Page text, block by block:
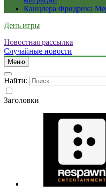
Канцлера Фридриха
День игры
Новостная рассылка
Случайные новости
Меню
Найти:
Заголовки